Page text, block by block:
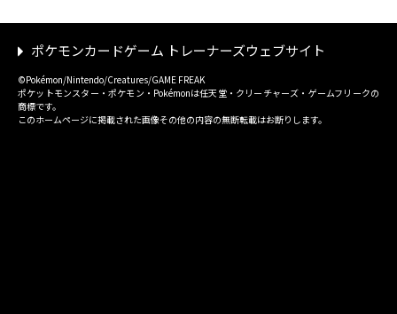
ポケモンカードゲーム トレーナーズウェブサイト
©Pokémon/Nintendo/Creatures/GAME FREAK
ポケットモンスター・ポケモン・Pokémonは任天堂・クリーチャーズ・ゲームフリークの
商標です。
このホームページに掲載された画像その他の内容の無断転載はお断りします。